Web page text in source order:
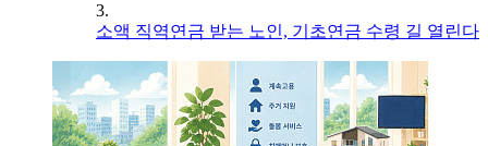
3.
소액 직역연금 받는 노인, 기초연금 수령 길 열린다